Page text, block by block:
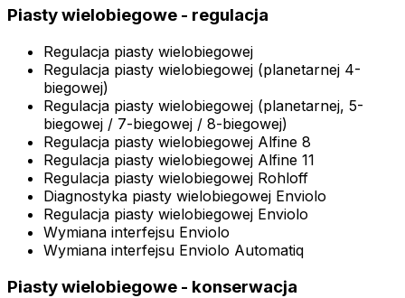
Piasty wielobiegowe - regulacja
Regulacja piasty wielobiegowej
Regulacja piasty wielobiegowej (planetarnej 4-
biegowej)
Regulacja piasty wielobiegowej (planetarnej, 5-
biegowej / 7-biegowej / 8-biegowej)
Regulacja piasty wielobiegowej Alfine 8
Regulacja piasty wielobiegowej Alfine 11
Regulacja piasty wielobiegowej Rohloff
Diagnostyka piasty wielobiegowej Enviolo
Regulacja piasty wielobiegowej Enviolo
Wymiana interfejsu Enviolo
Wymiana interfejsu Enviolo Automatiq
Piasty wielobiegowe - konserwacja